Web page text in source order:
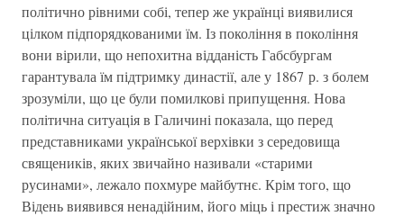
політично рівними собі, тепер же українці виявилися
цілком підпорядкованими їм. Із покоління в покоління
вони вірили, що непохитна відданість Габсбургам
гарантувала їм підтримку династії, але у 1867 р. з болем
зрозуміли, що це були помилкові припущення. Нова
політична ситуація в Галичині показала, що перед
представниками української верхівки з середовища
священиків, яких звичайно називали «старими
русинами», лежало похмуре майбутнє. Крім того, що
Відень виявився ненадійним, його міць і престиж значно